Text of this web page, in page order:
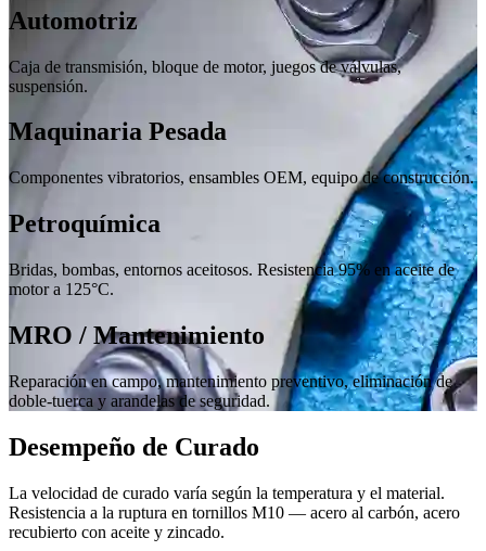
Automotriz
Caja de transmisión, bloque de motor, juegos de válvulas,
suspensión.
Maquinaria Pesada
Componentes vibratorios, ensambles OEM, equipo de construcción.
Petroquímica
Bridas, bombas, entornos aceitosos. Resistencia 95% en aceite de
motor a 125°C.
MRO / Mantenimiento
Reparación en campo, mantenimiento preventivo, eliminación de
doble-tuerca y arandelas de seguridad.
Desempeño de Curado
La velocidad de curado varía según la temperatura y el material.
Resistencia a la ruptura en tornillos M10 — acero al carbón, acero
recubierto con aceite y zincado.